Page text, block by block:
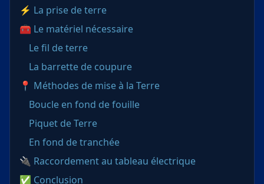
⚡ La prise de terre
🧰 Le matériel nécessaire
Le fil de terre
La barrette de coupure
📍 Méthodes de mise à la Terre
Boucle en fond de fouille
Piquet de Terre
En fond de tranchée
🔌 Raccordement au tableau électrique
✅ Conclusion